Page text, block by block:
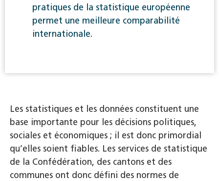
pratiques de la statistique européenne
permet une meilleure comparabilité
internationale.
Les statistiques et les données constituent une
base importante pour les décisions politiques,
sociales et économiques ; il est donc primordial
qu’elles soient fiables. Les services de statistique
de la Confédération, des cantons et des
communes ont donc défini des normes de